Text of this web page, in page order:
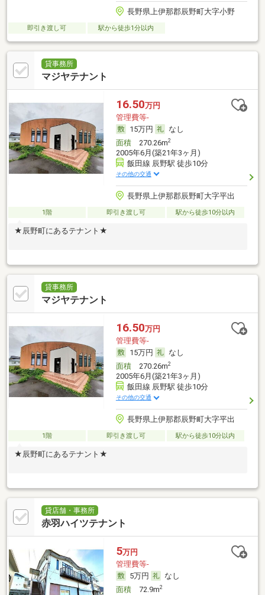
長野県上伊那郡辰野町大字小野
即引き渡し可 駅から徒歩1分以内
貸事務所
マジヤテナント
16.50万円
管理費等-
15万円
なし
面積270.26m2
2005年6月(築21年3ヶ月)
飯田線 辰野駅 徒歩10分
その他の交通
長野県上伊那郡辰野町大字平出
1階 即引き渡し可 駅から徒歩10分以内
★辰野町にあるテナント★
貸事務所
マジヤテナント
16.50万円
管理費等-
15万円
なし
面積270.26m2
2005年6月(築21年3ヶ月)
飯田線 辰野駅 徒歩10分
その他の交通
長野県上伊那郡辰野町大字平出
1階 即引き渡し可 駅から徒歩10分以内
★辰野町にあるテナント★
貸店舗・事務所
赤羽ハイツテナント
5万円
管理費等-
5万円
なし
面積72.9m2